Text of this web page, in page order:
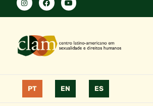
PT EN ES